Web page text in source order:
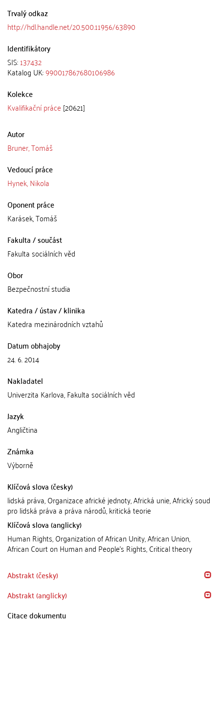
Trvalý odkaz
http://hdl.handle.net/20.500.11956/63890
Identifikátory
SIS:137432
Katalog UK:990017867680106986
Kolekce
Kvalifikační práce [20621]
Autor
Bruner, Tomáš
Vedoucí práce
Hynek, Nikola
Oponent práce
Karásek, Tomáš
Fakulta / součást
Fakulta sociálních věd
Obor
Bezpečnostní studia
Katedra / ústav / klinika
Katedra mezinárodních vztahů
Datum obhajoby
24. 6. 2014
Nakladatel
Univerzita Karlova, Fakulta sociálních věd
Jazyk
Angličtina
Známka
Výborně
Klíčová slova (česky)
lidská práva, Organizace africké jednoty, Africká unie, Africký soud
pro lidská práva a práva národů, kritická teorie
Klíčová slova (anglicky)
Human Rights, Organization of African Unity, African Union,
African Court on Human and People's Rights, Critical theory
Abstrakt (česky)
Abstrakt (anglicky)
Citace dokumentu